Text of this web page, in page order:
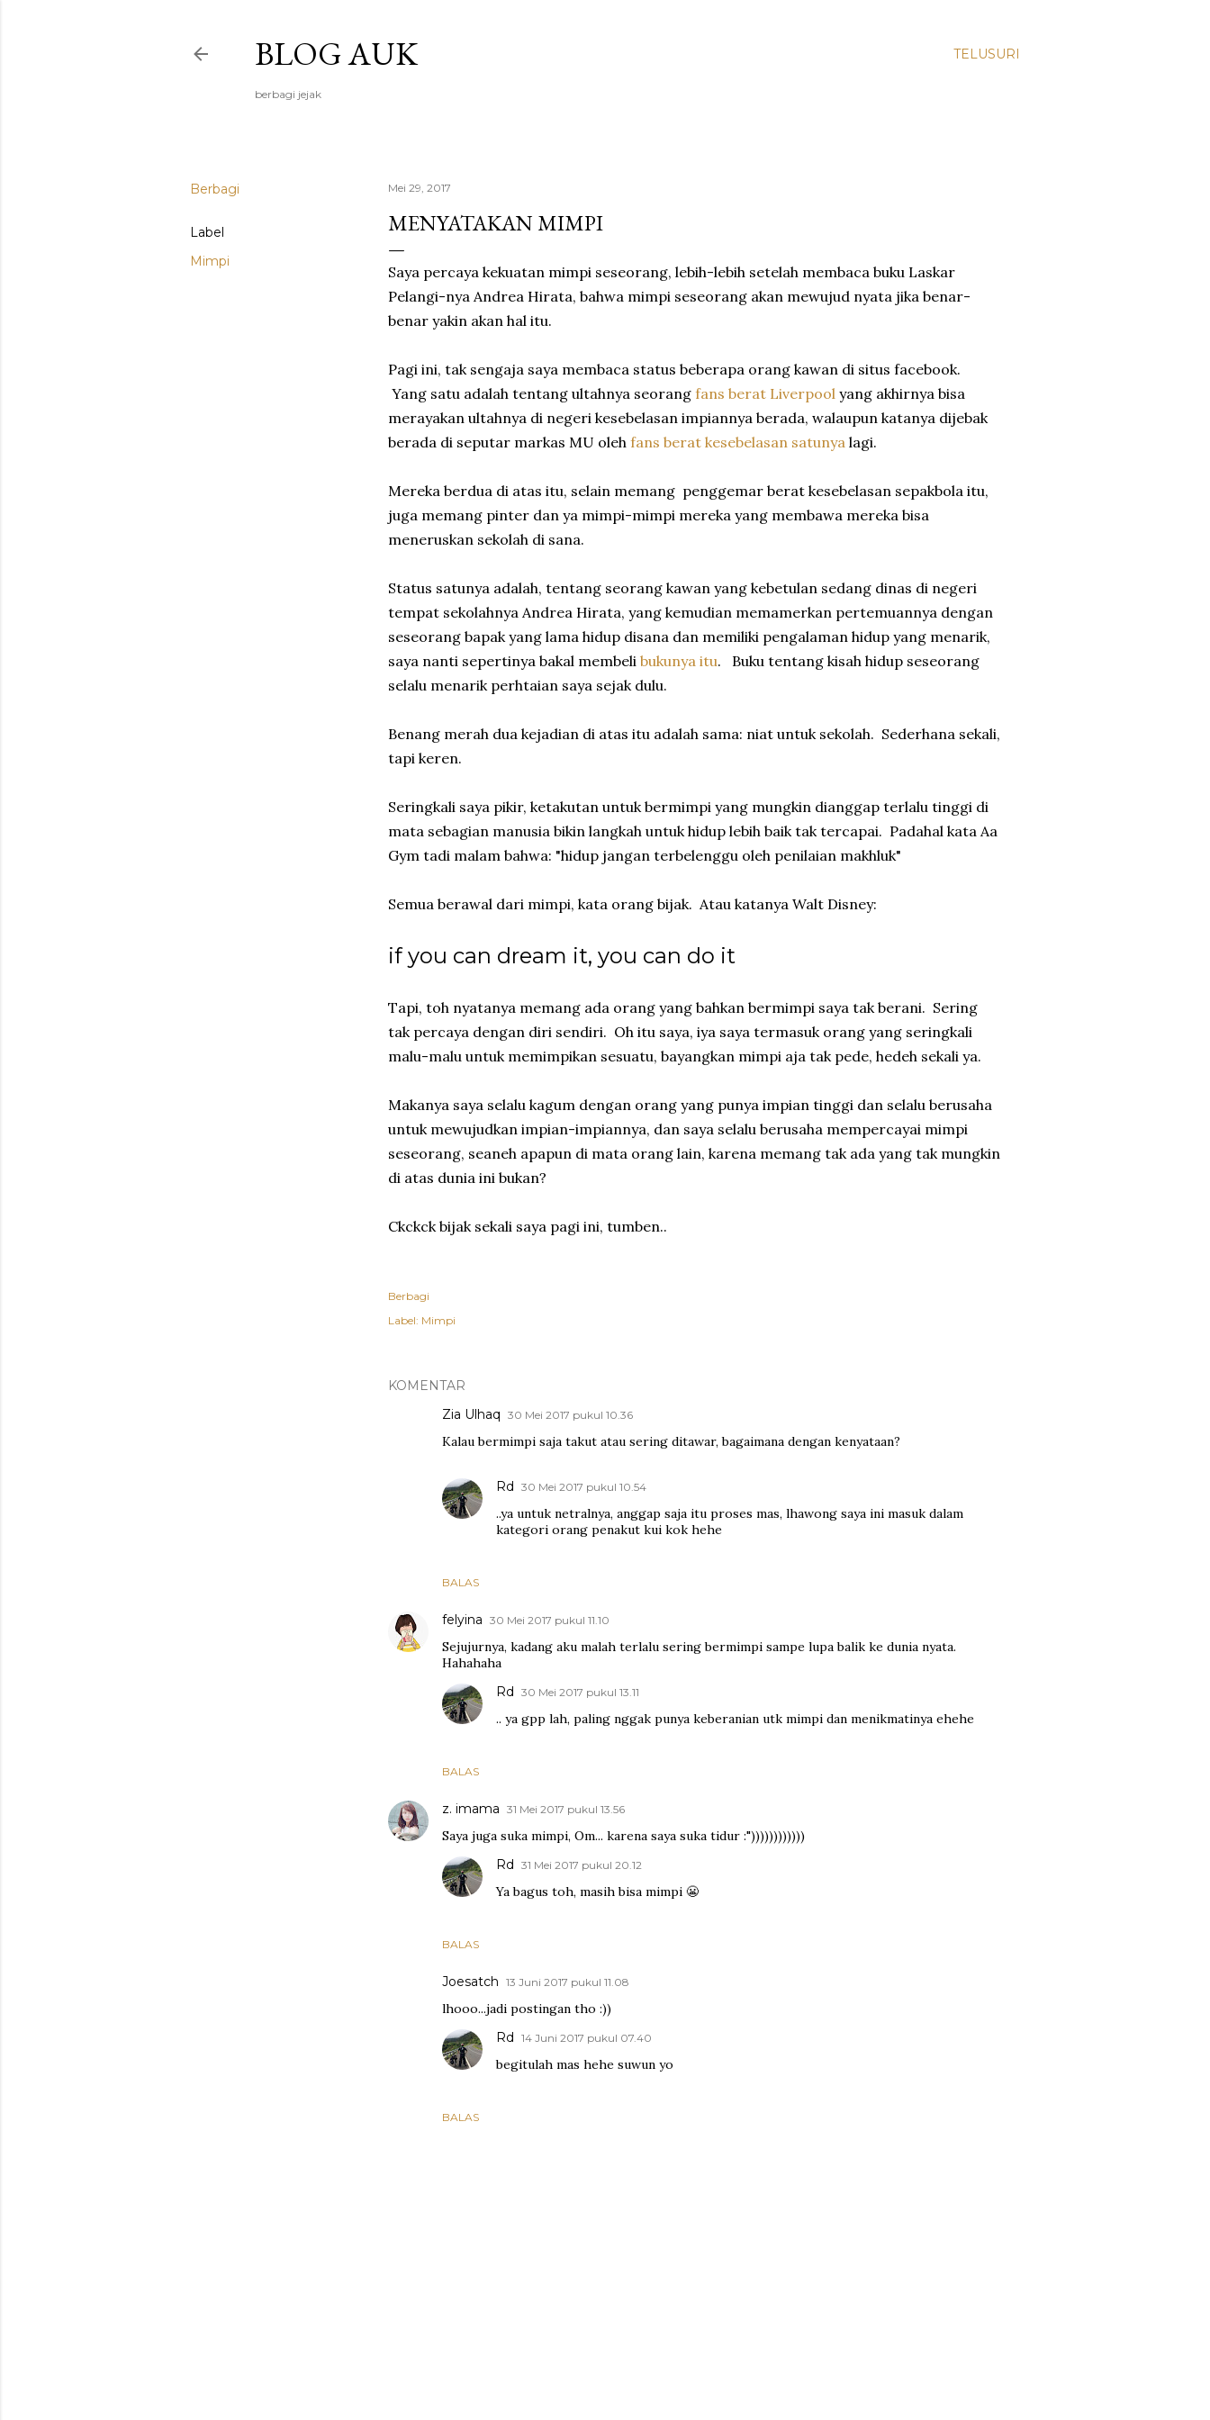
TELUSURI
BLOG AUK
berbagi jejak
Berbagi
Label
Mimpi
Mei 29, 2017
MENYATAKAN MIMPI
Saya percaya kekuatan mimpi seseorang, lebih-lebih setelah membaca buku Laskar
Pelangi-nya Andrea Hirata, bahwa mimpi seseorang akan mewujud nyata jika benar-
benar yakin akan hal itu.
Pagi ini, tak sengaja saya membaca status beberapa orang kawan di situs facebook.
Yang satu adalah tentang ultahnya seorang fans berat Liverpool yang akhirnya bisa
merayakan ultahnya di negeri kesebelasan impiannya berada, walaupun katanya dijebak
berada di seputar markas MU oleh fans berat kesebelasan satunya lagi.
Mereka berdua di atas itu, selain memang penggemar berat kesebelasan sepakbola itu,
juga memang pinter dan ya mimpi-mimpi mereka yang membawa mereka bisa
meneruskan sekolah di sana.
Status satunya adalah, tentang seorang kawan yang kebetulan sedang dinas di negeri
tempat sekolahnya Andrea Hirata, yang kemudian memamerkan pertemuannya dengan
seseorang bapak yang lama hidup disana dan memiliki pengalaman hidup yang menarik,
saya nanti sepertinya bakal membeli bukunya itu. Buku tentang kisah hidup seseorang
selalu menarik perhtaian saya sejak dulu.
Benang merah dua kejadian di atas itu adalah sama: niat untuk sekolah. Sederhana sekali,
tapi keren.
Seringkali saya pikir, ketakutan untuk bermimpi yang mungkin dianggap terlalu tinggi di
mata sebagian manusia bikin langkah untuk hidup lebih baik tak tercapai. Padahal kata Aa
Gym tadi malam bahwa: "hidup jangan terbelenggu oleh penilaian makhluk"
Semua berawal dari mimpi, kata orang bijak. Atau katanya Walt Disney:
if you can dream it, you can do it
Tapi, toh nyatanya memang ada orang yang bahkan bermimpi saya tak berani. Sering
tak percaya dengan diri sendiri. Oh itu saya, iya saya termasuk orang yang seringkali
malu-malu untuk memimpikan sesuatu, bayangkan mimpi aja tak pede, hedeh sekali ya.
Makanya saya selalu kagum dengan orang yang punya impian tinggi dan selalu berusaha
untuk mewujudkan impian-impiannya, dan saya selalu berusaha mempercayai mimpi
seseorang, seaneh apapun di mata orang lain, karena memang tak ada yang tak mungkin
di atas dunia ini bukan?
Ckckck bijak sekali saya pagi ini, tumben..
Berbagi
Label: Mimpi
KOMENTAR
Zia Ulhaq 30 Mei 2017 pukul 10.36
Kalau bermimpi saja takut atau sering ditawar, bagaimana dengan kenyataan?
BALAS
Rd 30 Mei 2017 pukul 10.54
..ya untuk netralnya, anggap saja itu proses mas, lhawong saya ini masuk dalam
kategori orang penakut kui kok hehe
felyina 30 Mei 2017 pukul 11.10
Sejujurnya, kadang aku malah terlalu sering bermimpi sampe lupa balik ke dunia nyata.
Hahahaha
BALAS
Rd 30 Mei 2017 pukul 13.11
.. ya gpp lah, paling nggak punya keberanian utk mimpi dan menikmatinya ehehe
z. imama 31 Mei 2017 pukul 13.56
Saya juga suka mimpi, Om... karena saya suka tidur :"))))))))))))
BALAS
Rd 31 Mei 2017 pukul 20.12
Ya bagus toh, masih bisa mimpi 😬
Joesatch 13 Juni 2017 pukul 11.08
lhooo...jadi postingan tho :))
BALAS
Rd 14 Juni 2017 pukul 07.40
begitulah mas hehe suwun yo